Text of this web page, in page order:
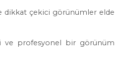
dikkat çekici görünümler elde
ve profesyonel bir görünüm